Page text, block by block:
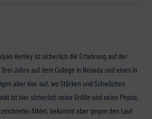
Henley ist sicherlich die Erfahrung auf der
Jahre auf dem College in Nevada und eines in
aber klar auf, wo Stärken und Schwächen
ist hier sicherlich seine Größe und seine Physis.
Athlet, bekommt aber gegen den Lauf